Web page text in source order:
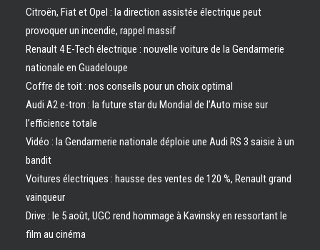
Citroën, Fiat et Opel : la direction assistée électrique peut
provoquer un incendie, rappel massif
Renault 4 E-Tech électrique : nouvelle voiture de la Gendarmerie
nationale en Guadeloupe
Coffre de toit : nos conseils pour un choix optimal
Audi A2 e-tron : la future star du Mondial de l’Auto mise sur
l’efficience totale
Vidéo : la Gendarmerie nationale déploie une Audi RS 3 saisie à un
bandit
Voitures électriques : hausse des ventes de 120 %, Renault grand
vainqueur
Drive : le 5 août, UGC rend hommage à Kavinsky en ressortant le
film au cinéma